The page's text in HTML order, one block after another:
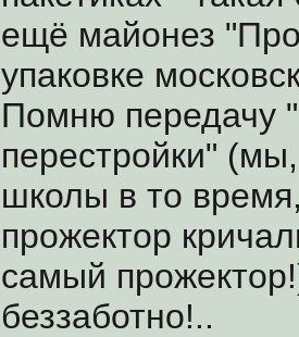
ещё майонез
упаковке
Помню передачу
перестройки"
школы в то
прожектор
самый
беззаботно!..